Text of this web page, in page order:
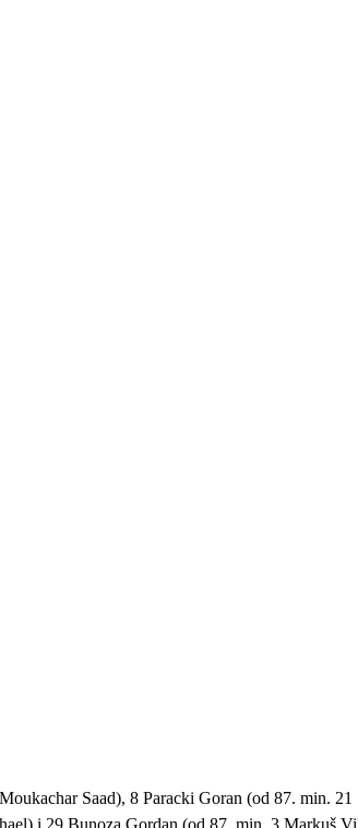
Saad), 8 Paracki Goran (od 87. min.
i 29 Bunoza Gordan (od 87. min. 3 Markuš